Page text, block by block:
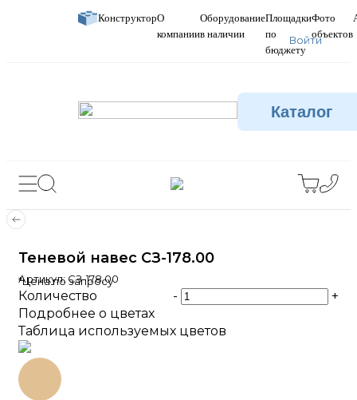
КонструкторО
компании
Оборудование
в наличии
Площадки
по
бюджету
Фото
объектов
Войти
Каталог
Теневой навес СЗ-178.00
Артикул: СЗ-178.00
*Цена по запросу
Количество -
+
Подробнее о цветах
Таблица используемых цветов